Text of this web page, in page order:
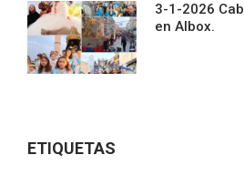
3-1-2026
en Albox.
ETIQUETAS